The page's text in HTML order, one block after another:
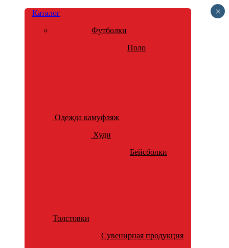
Каталог
Футболки
Поло
Одежда камуфляж
Худи
Бейсболки
Толстовки
Сувенирная продукция
×